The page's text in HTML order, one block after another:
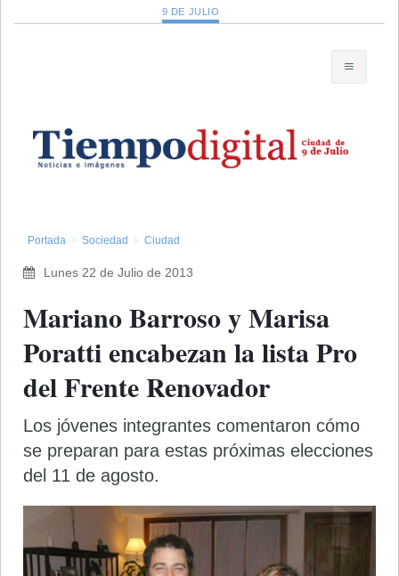
9 DE JULIO
Portada Sociedad Ciudad
Lunes 22 de Julio de 2013
Mariano Barroso y Marisa
Poratti encabezan la lista Pro
del Frente Renovador
Los jóvenes integrantes comentaron cómo
se preparan para estas próximas elecciones
del 11 de agosto.